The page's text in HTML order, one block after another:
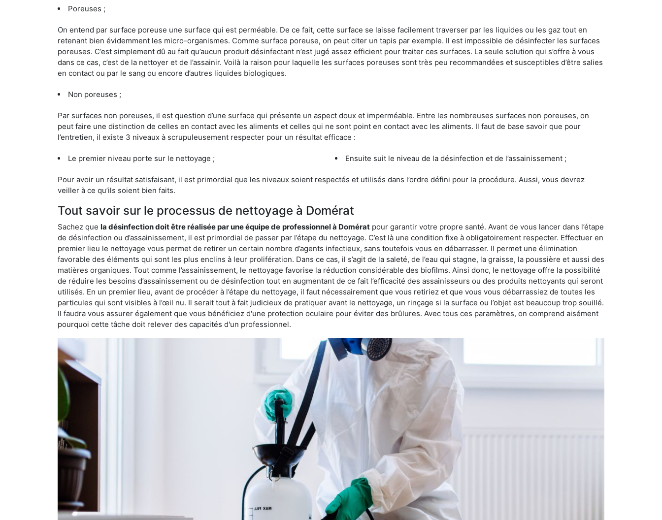
Poreuses ;
On entend par surface poreuse une surface qui est perméable. De ce fait, cette surface se laisse facilement traverser par les liquides ou les gaz tout en
retenant bien évidemment les micro-organismes. Comme surface poreuse, on peut citer un tapis par exemple. Il est impossible de désinfecter les surfaces
poreuses. C’est simplement dû au fait qu’aucun produit désinfectant n’est jugé assez efficient pour traiter ces surfaces. La seule solution qui s’offre à vous
dans ce cas, c’est de la nettoyer et de l’assainir. Voilà la raison pour laquelle les surfaces poreuses sont très peu recommandées et susceptibles d’être salies
en contact ou par le sang ou encore d’autres liquides biologiques.
Non poreuses ;
Par surfaces non poreuses, il est question d’une surface qui présente un aspect doux et imperméable. Entre les nombreuses surfaces non poreuses, on
peut faire une distinction de celles en contact avec les aliments et celles qui ne sont point en contact avec les aliments. Il faut de base savoir que pour
l’entretien, il existe 3 niveaux à scrupuleusement respecter pour un résultat efficace :
Le premier niveau porte sur le nettoyage ; Ensuite suit le niveau de la désinfection et de l’assainissement ;
Pour avoir un résultat satisfaisant, il est primordial que les niveaux soient respectés et utilisés dans l’ordre défini pour la procédure. Aussi, vous devrez
veiller à ce qu’ils soient bien faits.
Tout savoir sur le processus de nettoyage à Domérat
Sachez que la désinfection doit être réalisée par une équipe de professionnel à Domérat pour garantir votre propre santé. Avant de vous lancer dans l’étape
de désinfection ou d’assainissement, il est primordial de passer par l’étape du nettoyage. C’est là une condition fixe à obligatoirement respecter. Effectuer en
premier lieu le nettoyage vous permet de retirer un certain nombre d’agents infectieux, sans toutefois vous en débarrasser. Il permet une élimination
favorable des éléments qui sont les plus enclins à leur prolifération. Dans ce cas, il s’agit de la saleté, de l’eau qui stagne, la graisse, la poussière et aussi des
matières organiques. Tout comme l’assainissement, le nettoyage favorise la réduction considérable des biofilms. Ainsi donc, le nettoyage offre la possibilité
de réduire les besoins d’assainissement ou de désinfection tout en augmentant de ce fait l’efficacité des assainisseurs ou des produits nettoyants qui seront
utilisés. En un premier lieu, avant de procéder à l’étape du nettoyage, il faut nécessairement que vous retiriez et que vous vous débarrassiez de toutes les
particules qui sont visibles à l’œil nu. Il serait tout à fait judicieux de pratiquer avant le nettoyage, un rinçage si la surface ou l’objet est beaucoup trop souillé.
Il faudra vous assurer également que vous bénéficiez d'une protection oculaire pour éviter des brûlures. Avec tous ces paramètres, on comprend aisément
pourquoi cette tâche doit relever des capacités d'un professionnel.